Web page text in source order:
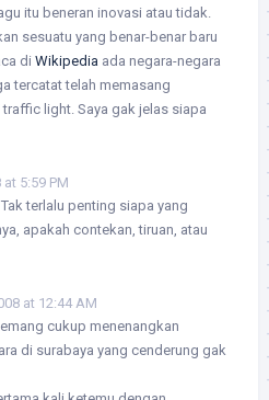
itu beneran inovasi atau tidak.
sesuatu yang benar-benar baru
di Wikipedia ada negara-negara
tercatat telah memasang
light. Saya gak jelas siapa
at 5:59 PM
terlalu penting siapa yang
apakah contekan, tiruan, atau
at 12:44 AM
cukup menenangkan
di surabaya yang cenderung gak